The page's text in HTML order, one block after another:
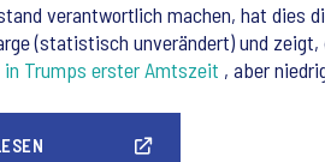
verantwortlich machen, hat
(statistisch unverändert) und zeigt,
Trumps erster Amtszeit , aber